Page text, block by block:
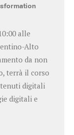
alle
Alto
da non
terrà il corso
digitali
digitali e